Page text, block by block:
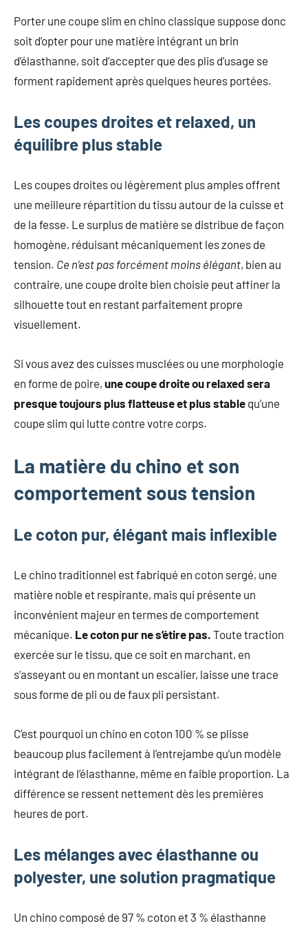
Porter une coupe slim en chino classique suppose donc
soit d’opter pour une matière intégrant un brin
d’élasthanne, soit d’accepter que des plis d’usage se
forment rapidement après quelques heures portées.
Les coupes droites et relaxed, un
équilibre plus stable
Les coupes droites ou légèrement plus amples offrent
une meilleure répartition du tissu autour de la cuisse et
de la fesse. Le surplus de matière se distribue de façon
homogène, réduisant mécaniquement les zones de
tension. Ce n’est pas forcément moins élégant, bien au
contraire, une coupe droite bien choisie peut affiner la
silhouette tout en restant parfaitement propre
visuellement.
Si vous avez des cuisses musclées ou une morphologie
en forme de poire, une coupe droite ou relaxed sera
presque toujours plus flatteuse et plus stable qu’une
coupe slim qui lutte contre votre corps.
La matière du chino et son
comportement sous tension
Le coton pur, élégant mais inflexible
Le chino traditionnel est fabriqué en coton sergé, une
matière noble et respirante, mais qui présente un
inconvénient majeur en termes de comportement
mécanique. Le coton pur ne s’étire pas. Toute traction
exercée sur le tissu, que ce soit en marchant, en
s’asseyant ou en montant un escalier, laisse une trace
sous forme de pli ou de faux pli persistant.
C’est pourquoi un chino en coton 100 % se plisse
beaucoup plus facilement à l’entrejambe qu’un modèle
intégrant de l’élasthanne, même en faible proportion. La
différence se ressent nettement dès les premières
heures de port.
Les mélanges avec élasthanne ou
polyester, une solution pragmatique
Un chino composé de 97 % coton et 3 % élasthanne